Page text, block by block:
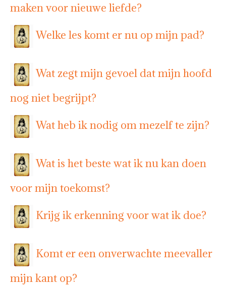
maken voor nieuwe liefde?
Welke les komt er nu op mijn pad?
Wat zegt mijn gevoel dat mijn hoofd
nog niet begrijpt?
Wat heb ik nodig om mezelf te zijn?
Wat is het beste wat ik nu kan doen
voor mijn toekomst?
Krijg ik erkenning voor wat ik doe?
Komt er een onverwachte meevaller
mijn kant op?